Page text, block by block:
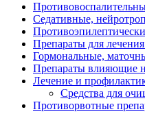
Седативные,
Препараты для
Гормональные,
Препараты влияющие
Лечение и
Средства для
Противорвотные